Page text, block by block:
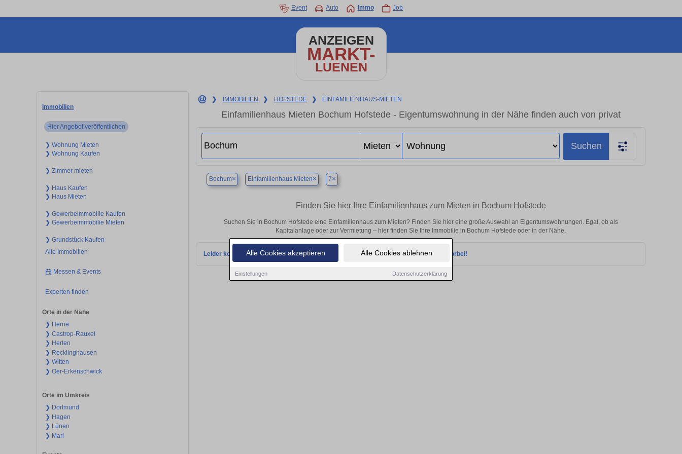
Alle Cookies akzeptieren Alle Cookies ablehnen
Einstellungen Datenschutzerklärung
Event Auto Immo Job
ANZEIGEN
MARKT-
LUENEN
Immobilien
Hier Angebot veröffentlichen
❯ Wohnung Mieten
❯ Wohnung Kaufen
❯ Zimmer mieten
❯ Haus Kaufen
❯ Haus Mieten
❯ Gewerbeimmobilie Kaufen
❯ Gewerbeimmobilie Mieten
❯ Grundstück Kaufen
Alle Immobilien
Messen & Events
Experten finden
Orte in der Nähe
❯ Herne
❯ Castrop-Rauxel
❯ Herten
❯ Recklinghausen
❯ Witten
❯ Oer-Erkenschwick
Orte im Umkreis
❯ Dortmund
❯ Hagen
❯ Lünen
❯ Marl
❯ IMMOBILIEN ❯ HOFSTEDE ❯ EINFAMILIENHAUS-MIETEN
Einfamilienhaus Mieten Bochum Hofstede - Eigentumswohnung in der Nähe finden auch von privat
Suchen
Bochum× Einfamilienhaus Mieten× 7×
Finden Sie hier Ihre Einfamilienhaus zum Mieten in Bochum Hofstede
Suchen Sie in Bochum Hofstede eine Einfamilienhaus zum Mieten? Finden Sie hier eine große Auswahl an Eigentumswohnungen. Egal, ob als
Kapitalanlage oder zur Vermietung – hier finden Sie Ihre Immobilie in Bochum Hofstede oder in der Nähe.
Leider konnten wir derzeit keine passenden Objekte finden. Schauen Sie bald wieder vorbei!